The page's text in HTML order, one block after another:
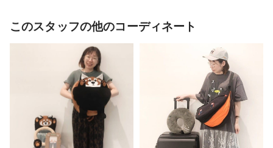
このスタッフの他のコーディネート